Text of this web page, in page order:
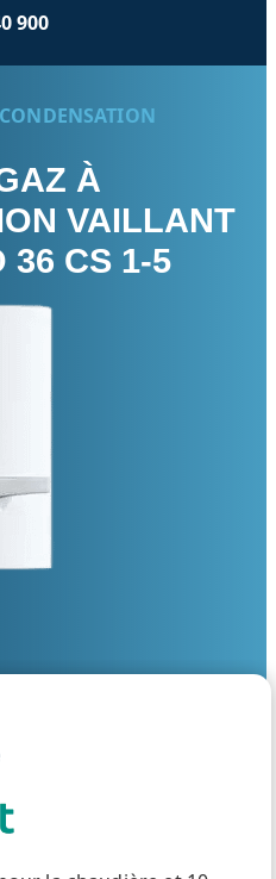
900
À
VAILLANT
36 CS 1-5